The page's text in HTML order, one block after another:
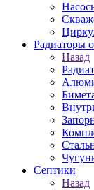
Радиаторы
Назад
Септики
Назад